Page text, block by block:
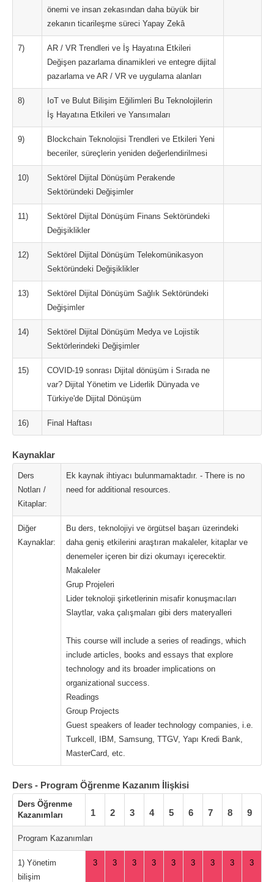
önemi ve insan zekasından daha büyük bir
zekanın ticarileşme süreci Yapay Zekâ
7)
AR / VR Trendleri ve İş Hayatına Etkileri
Değişen pazarlama dinamikleri ve entegre dijital
pazarlama ve AR / VR ve uygulama alanları
8)
IoT ve Bulut Bilişim Eğilimleri Bu Teknolojilerin
İş Hayatına Etkileri ve Yansımaları
9)
Blockchain Teknolojisi Trendleri ve Etkileri Yeni
beceriler, süreçlerin yeniden değerlendirilmesi
10)
Sektörel Dijital Dönüşüm Perakende
Sektöründeki Değişimler
11)
Sektörel Dijital Dönüşüm Finans Sektöründeki
Değişiklikler
12)
Sektörel Dijital Dönüşüm Telekomünikasyon
Sektöründeki Değişiklikler
13)
Sektörel Dijital Dönüşüm Sağlık Sektöründeki
Değişimler
14)
Sektörel Dijital Dönüşüm Medya ve Lojistik
Sektörlerindeki Değişimler
15)
COVID-19 sonrası Dijital dönüşüm i Sırada ne
var? Dijital Yönetim ve Liderlik Dünyada ve
Türkiye'de Dijital Dönüşüm
16) Final Haftası
Kaynaklar
Ders
Notları /
Kitaplar:
Ek kaynak ihtiyacı bulunmamaktadır. - There is no
need for additional resources.
Diğer
Kaynaklar:
Bu ders, teknolojiyi ve örgütsel başarı üzerindeki
daha geniş etkilerini araştıran makaleler, kitaplar ve
denemeler içeren bir dizi okumayı içerecektir.
Makaleler
Grup Projeleri
Lider teknoloji şirketlerinin misafir konuşmacıları
Slaytlar, vaka çalışmaları gibi ders materyalleri
This course will include a series of readings, which
include articles, books and essays that explore
technology and its broader implications on
organizational success.
Readings
Group Projects
Guest speakers of leader technology companies, i.e.
Turkcell, IBM, Samsung, TTGV, Yapı Kredi Bank,
MasterCard, etc.
Ders - Program Öğrenme Kazanım İlişkisi
Ders Öğrenme
Kazanımları
1 2 3 4 5 6 7 8 9
Program Kazanımları
1) Yönetim
bilişim
3 3 3 3 3 3 3 3 3